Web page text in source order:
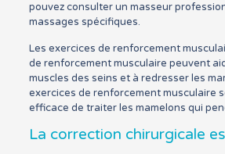
pouvez consulter un masseur
massages spécifiques.
Les exercices de renforcement
de renforcement musculaire peuvent
muscles des seins et à redresser les
exercices de renforcement musculaire
efficace de traiter les mamelons qui
La correction chirurgicale